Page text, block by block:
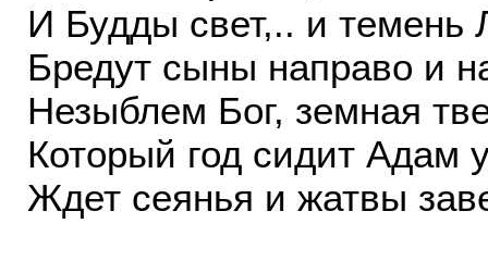
И Будды свет,.. и
Бредут сыны направо и
Незыблем Бог, земная
Который год сидит Адам
Ждет сеянья и жатвы